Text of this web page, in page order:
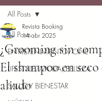
All Posts
ENTRETENIMIENTO/CINE
LIFESTYLE/MODA/BELLEZA
SALUD Y BIENESTAR
All Posts
¿Grooming sin
El shampoo en
aliado
Revista Booking
14 abr 2025